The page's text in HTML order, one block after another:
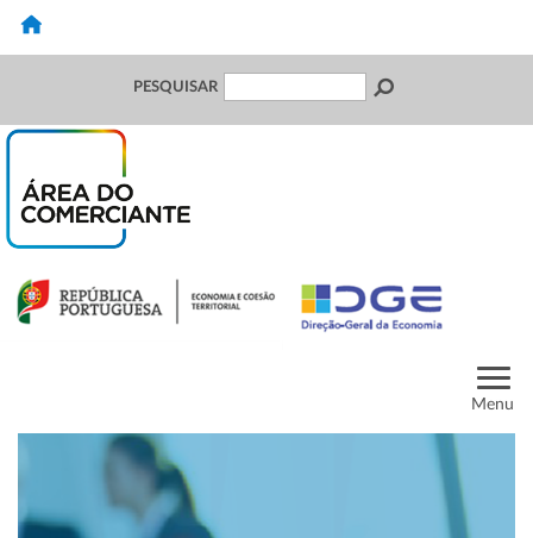
PESQUISAR
Menu